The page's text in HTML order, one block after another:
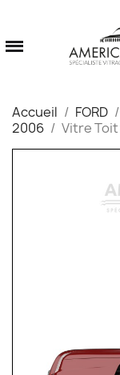
Accueil FORD
2006
Vitre